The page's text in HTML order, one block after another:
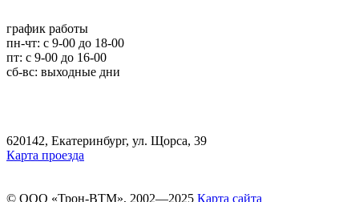
график работы
пн-чт: c 9-00 до 18-00
пт: с 9-00 до 16-00
сб-вс: выходные дни
620142, Екатеринбург, ул. Щорса, 39
Карта проезда
© ООО «Трон-ВТМ», 2002—2025 Карта сайта